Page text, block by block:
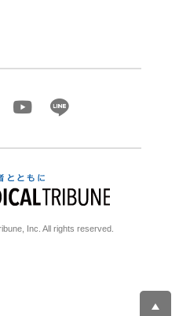
Inc. All rights reserved.